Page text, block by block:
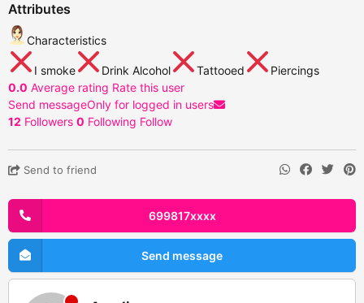
Attributes
Characteristics
I smoke Drink Alcohol Tattooed
Piercings
0.0 Average rating Rate this user
Send messageOnly for logged in users
12 Followers 0 Following Follow
Send to friend
699817xxxx
Send message